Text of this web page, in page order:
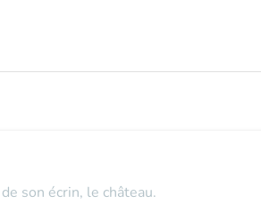
son écrin, le château.